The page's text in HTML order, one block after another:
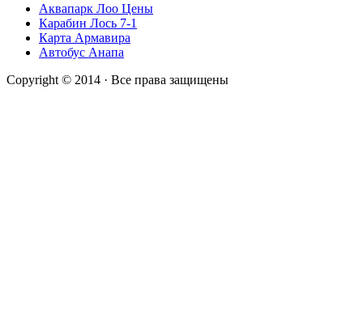
Аквапарк Лоо Цены
Карабин Лось 7-1
Карта Армавира
Автобус Анапа
Copyright © 2014 · Все права защищены